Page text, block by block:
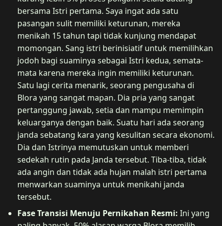
bersama Istri pertama. Saya ingat ada satu
pasangan sulit memiliki keturunan, mereka
menikah 15 tahun tapi tidak kunjung mendapat
momongan. Sang istri berinisiatif untuk memilihkan
jodoh bagi suaminya sebagai Istri kedua, semata-
mata karena mereka ingin memiliki keturunan.
Satu lagi cerita menarik, seorang pengusaha di
Blora yang sangat mapan. Dia pria yang sangat
pertanggung jawab, setia dan mampu memimpin
keluarganya dengan baik. Suatu hari ada seorang
janda sebatang kara yang kesulitan secara ekonomi.
Dia dan Istrinya memutuskan untuk memberi
sedekah rutin pada Janda tersebut. Tiba-tiba, tidak
ada angin dan tidak ada hujan malah istri pertama
menwarkan suaminya untuk menikahi janda
tersebut.
Fase Transisi Menuju Pernikahan Resmi: Ini yang